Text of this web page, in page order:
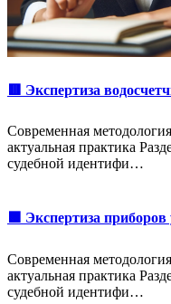
🟥 Экспертиза
Современная
актуальная практика
судебной идентифи…
🟩 Экспертиза
Современная
актуальная практика
судебной идентифи…